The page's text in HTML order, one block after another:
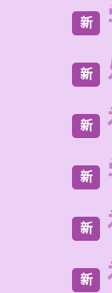
新
新
新
新
新
新